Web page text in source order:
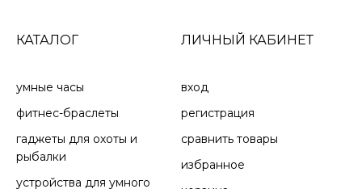
ВОСХОЖДЕНИЯ
Следите за оставшимся подъемом и уклоном при
КАТАЛОГ
умные часы
фитнес-браслеты
гаджеты для охоты и
рыбалки
устройства для умного
ЛИЧНЫЙ КАБИНЕТ
вход
регистрация
сравнить товары
избранное